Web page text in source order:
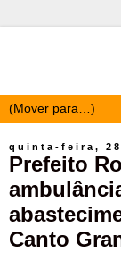
quinta-feira, 28
Prefeito
Canto